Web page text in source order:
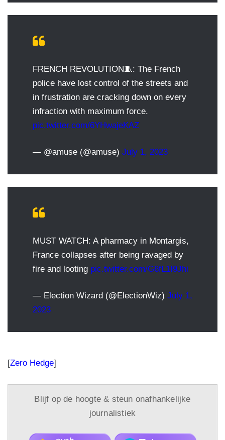
FRENCH REVOLUTION🧵: The French
police have lost control of the streets and
in frustration are cracking down on every
infraction with maximum force.
pic.twitter.com/6YHwajeKAZ
— @amuse (@amuse) July 1, 2023
MUST WATCH: A pharmacy in Montargis,
France collapses after being ravaged by
fire and looting pic.twitter.com/G6fL1I9Jhi
— Election Wizard (@ElectionWiz) July 1,
2023
[Zero Hedge]
Blijf op de hoogte & steun onafhankelijke
journalistiek